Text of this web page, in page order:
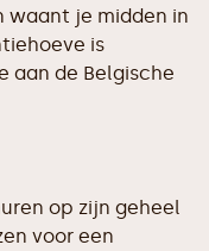
waant je midden in
is
aan de Belgische
op zijn geheel
voor een